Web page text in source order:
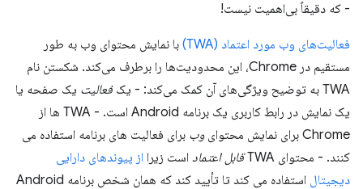
- که دقیقاً بی‌اهمیت نیست!
فعالیت‌های وب مورد اعتماد (TWA)
با نمایش محتوای وب به طور
مستقیم در Chrome، این محدودیت‌ها را برطرف می‌کند. شکستن نام
TWA به توضیح ویژگی‌های آن کمک می‌کند: - یک
فعالیت یک صفحه یا
یک نمایش در رابط کاربری یک برنامه Android است. - TWA ها از
Chrome برای نمایش محتوای
وب برای فعالیت های برنامه استفاده می
کنند. - محتوای TWA
قابل اعتماد است زیرا از پیوندهای دارایی
دیجیتال
استفاده می کند تا تأیید کند که همان شخص برنامه Android